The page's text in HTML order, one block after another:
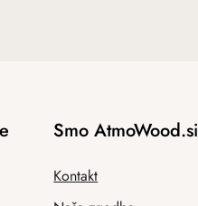
Smo AtmoWood.si
Kontakt